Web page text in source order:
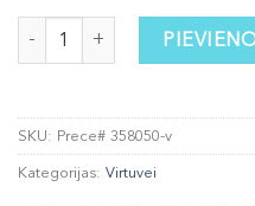
Atkārtoti lietojams silikona
SKU: Prece# 358050-v
Kategorijas: Virtuvei